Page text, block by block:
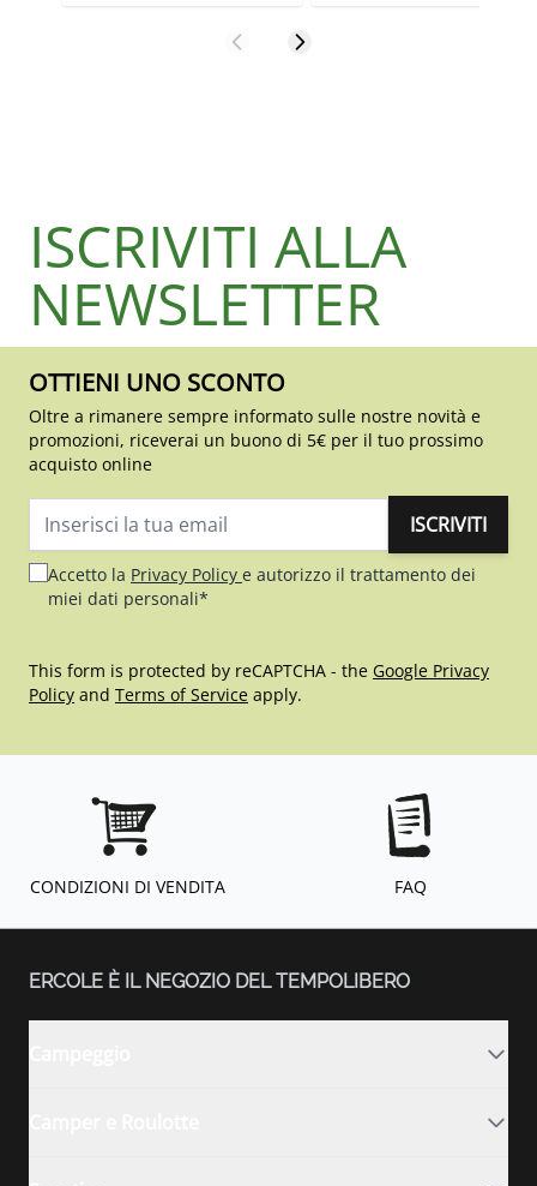
ISCRIVITI ALLA
NEWSLETTER
OTTIENI UNO SCONTO
Oltre a rimanere sempre informato sulle nostre novità e
promozioni, riceverai un buono di 5€ per il tuo prossimo
acquisto online
ISCRIVITI
Accetto la Privacy Policy e autorizzo il trattamento dei
miei dati personali*
This form is protected by reCAPTCHA - the Google Privacy
Policy and Terms of Service apply.
CONDIZIONI DI VENDITA FAQ
ERCOLE È IL NEGOZIO DEL TEMPOLIBERO